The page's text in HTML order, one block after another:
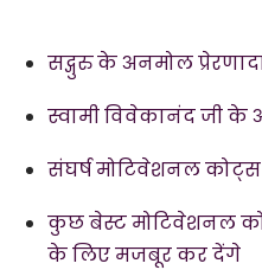
सद्गुरु के अनमोल
स्वामी विवेकानंद जी के
संघर्ष मोटिवेशनल कोट्स
कुछ बेस्ट मोटिवेशनल
के लिए मजबूर कर देंगे